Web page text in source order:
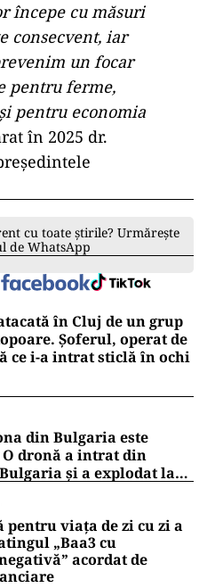
începe cu măsuri
consecvent, iar
un focar
pentru ferme,
pentru economia
în 2025 dr.
cu toate știrile? Urmărește
de WhatsApp
în Cluj de un grup
Șoferul, operat de
ce i-a intrat sticlă în ochi
din Bulgaria este
dronă a intrat din
şi a explodat la
pentru viața de zi cu zi a
„Baa3 cu
acordat de